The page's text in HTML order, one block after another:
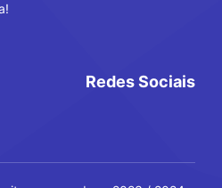
Redes Sociais